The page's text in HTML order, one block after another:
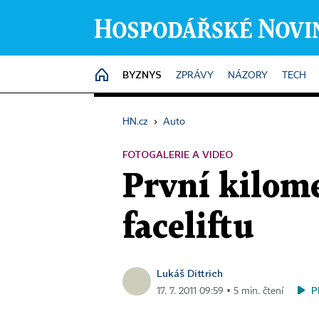
HOME
BYZNYS ZPRÁVY NÁZORY TECH
HN.cz › Auto
FOTOGALERIE A VIDEO
První
faceliftu
Lukáš Dittrich
17. 7. 2011 09:59 ▪ 5 min. čtení